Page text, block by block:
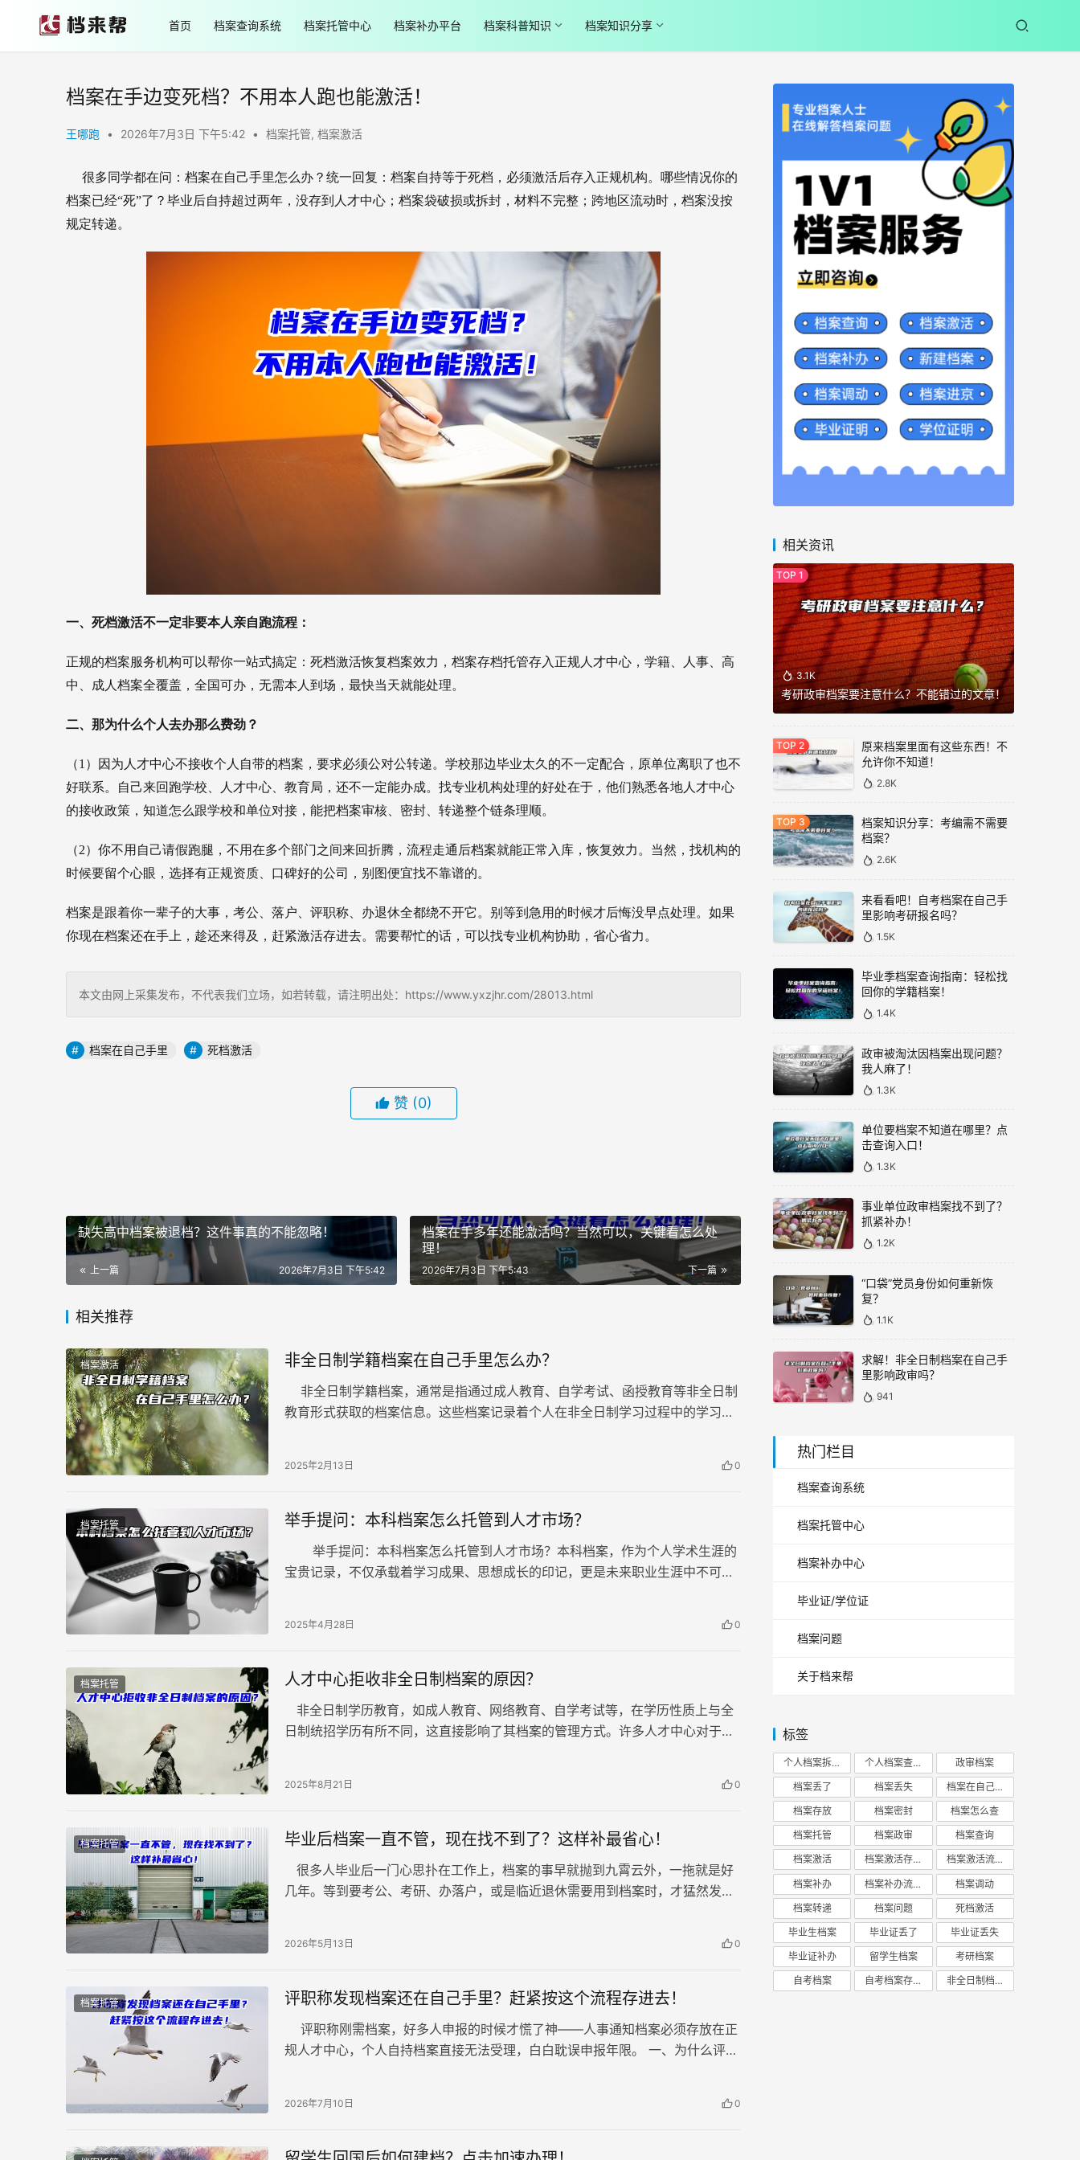
首页 档案查询系统 档案托管中心 档案补办平台 档案科普知识 档案知识分享
档案在手边变死档？不用本人跑也能激活！
王哪跑 • 2026年7月3日 下午5:42 • 档案托管, 档案激活
很多同学都在问：档案在自己手里怎么办？统一回复：档案自持等于死档，必须激活后存入正规机构。 哪些情况你的
档案已经“死”了？毕业后自持超过两年，没存到人才中心；档案袋破损或拆封，材料不完整；跨地区流动时，档案没按
规定转递。
一、死档激活不一定非要本人亲自跑流程：
正规的档案服务机构可以帮你一站式搞定：死档激活恢复档案效力，档案存档托管存入正规人才中心，学籍、人事、高
中、成人档案全覆盖，全国可办，无需本人到场，最快当天就能处理。
二、那为什么个人去办那么费劲？
（1）因为人才中心不接收个人自带的档案，要求必须公对公转递。学校那边毕业太久的不一定配合，原单位离职了也不
好联系。自己来回跑学校、人才中心、教育局，还不一定能办成。 找专业机构处理的好处在于，他们熟悉各地人才中心
的接收政策，知道怎么跟学校和单位对接，能把档案审核、密封、转递整个链条理顺。
（2）你不用自己请假跑腿，不用在多个部门之间来回折腾，流程走通后档案就能正常入库，恢复效力。 当然，找机构的
时候要留个心眼，选择有正规资质、口碑好的公司，别图便宜找不靠谱的。
档案是跟着你一辈子的大事，考公、落户、评职称、办退休全都绕不开它。别等到急用的时候才后悔没早点处理。如果
你现在档案还在手上，趁还来得及，赶紧激活存进去。需要帮忙的话，可以找专业机构协助，省心省力。
本文由网上采集发布，不代表我们立场，如若转载，请注明出处：https://www.yxzjhr.com/28013.html
档案在自己手里 死档激活
赞 (0)
缺失高中档案被退档？这件事真的不能忽略！
上一篇 2026年7月3日 下午5:42
档案在手多年还能激活吗？当然可以，关键看怎么处
理！
下一篇
2026年7月3日 下午5:43
相关推荐
档案激活 非全日制学籍档案在自己手里怎么办？
非全日制学籍档案，通常是指通过成人教育、自学考试、函授教育等非全日制
教育形式获取的档案信息。这些档案记录着个人在非全日制学习过程中的学习成
2025年2月13日 0
档案托管 举手提问：本科档案怎么托管到人才市场？
举手提问：本科档案怎么托管到人才市场？本科档案，作为个人学术生涯的
宝贵记录，不仅承载着学习成果、思想成长的印记，更是未来职业生涯中不可或
2025年4月28日 0
档案托管 人才中心拒收非全日制档案的原因？
非全日制学历教育，如成人教育、网络教育、自学考试等，在学历性质上与全
日制统招学历有所不同，这直接影响了其档案的管理方式。许多人才中心对于非
2025年8月21日 0
档案托管 毕业后档案一直不管，现在找不到了？这样补最省心！
很多人毕业后一门心思扑在工作上，档案的事早就抛到九霄云外，一拖就是好
几年。等到要考公、考研、办落户，或是临近退休需要用到档案时，才猛然发
2026年5月13日 0
档案托管 评职称发现档案还在自己手里？赶紧按这个流程存进去！
评职称刚需档案，好多人申报的时候才慌了神——人事通知档案必须存放在正
规人才中心，个人自持档案直接无法受理，白白耽误申报年限。 一、为什么评职
2026年7月10日 0
相关资讯
3.1K
考研政审档案要注意什么？不能错过的文章！
原来档案里面有这些东西！不
允许你不知道！
2.8K
档案知识分享：考编需不需要
档案？
2.6K
来看看吧！自考档案在自己手
里影响考研报名吗？
1.5K
毕业季档案查询指南：轻松找
回你的学籍档案！
1.4K
政审被淘汰因档案出现问题？
我人麻了！
1.3K
单位要档案不知道在哪里？点
击查询入口！
1.3K
事业单位政审档案找不到了？
抓紧补办！
1.2K
“口袋”党员身份如何重新恢
复？
1.1K
求解！非全日制档案在自己手
里影响政审吗？
941
热门栏目
档案查询系统
档案托管中心
档案补办中心
毕业证/学位证
档案问题
关于档来帮
标签
个人档案拆开 个人档案查询 政审档案
档案丢了 档案丢失 档案在自己手里
档案存放 档案密封 档案怎么查
档案托管 档案政审 档案查询
档案激活 档案激活存放 档案激活流程
档案补办 档案补办流程 档案调动
档案转递 档案问题 死档激活
毕业生档案 毕业证丢了 毕业证丢失
毕业证补办 留学生档案 考研档案
自考档案 自考档案存放 非全日制档案